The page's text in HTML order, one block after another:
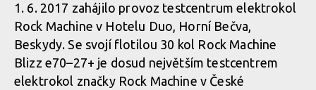
1. 6. 2017 zahájilo provoz testcentrum elektrokol
Rock Machine v Hotelu Duo, Horní Bečva,
Beskydy. Se svojí flotilou 30 kol Rock Machine
Blizz e70–27+ je dosud největším testcentrem
elektrokol značky Rock Machine v České